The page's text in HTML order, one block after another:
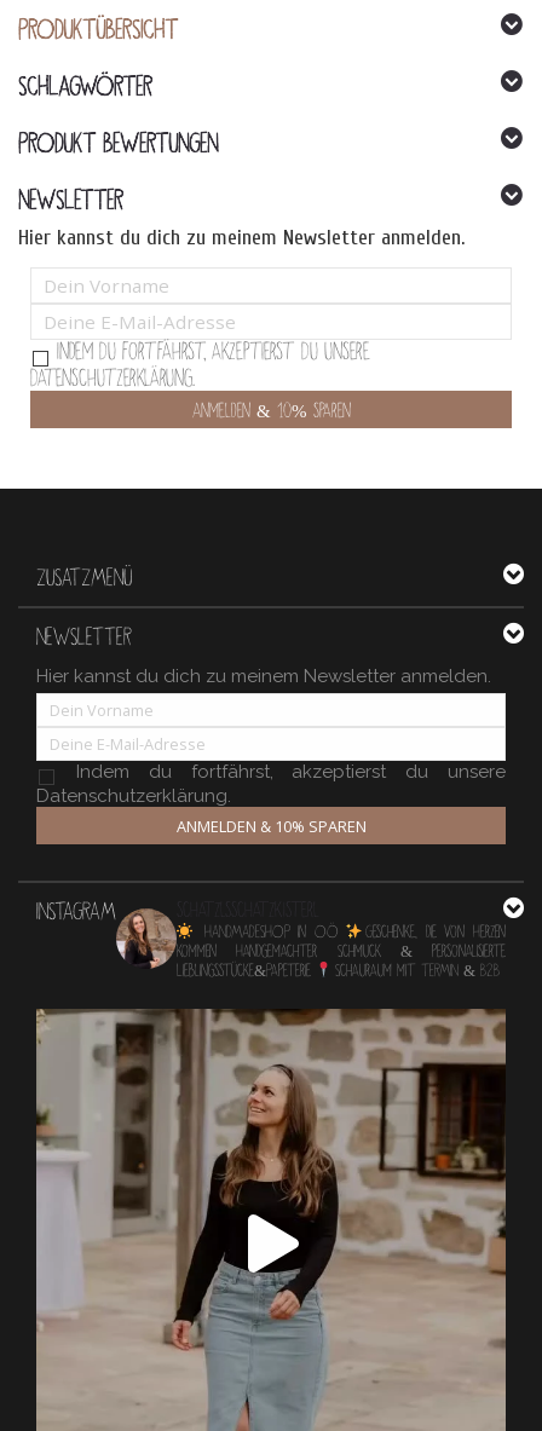
PRODUKTÜBERSICHT
SCHLAGWÖRTER
PRODUKT BEWERTUNGEN
NEWSLETTER
Hier kannst du dich zu meinem Newsletter anmelden.
Indem Du fortfährst, akzeptierst Du unsere
Datenschutzerklärung.
ZUSATZMENÜ
NEWSLETTER
Hier kannst du dich zu meinem Newsletter anmelden.
Indem du fortfährst, akzeptierst du unsere
Datenschutzerklärung.
ANMELDEN & 10% SPAREN
INSTAGRAM
HANDMADESHOP in OÖ
Geschenke, die von Herzen
kommen Handgemachter Schmuck & personalisierte
Lieblingsstücke&Papeterie
Schauraum mit TERMIN & B2B